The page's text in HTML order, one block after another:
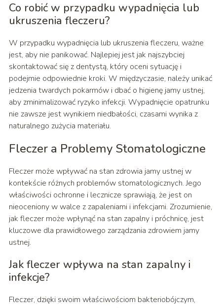
Co robić w przypadku wypadnięcia lub
ukruszenia fleczeru?
W przypadku wypadnięcia lub ukruszenia fleczeru, ważne
jest, aby nie panikować. Najlepiej jest jak najszybciej
skontaktować się z dentystą, który oceni sytuację i
podejmie odpowiednie kroki. W międzyczasie, należy unikać
jedzenia twardych pokarmów i dbać o higienę jamy ustnej,
aby zminimalizować ryzyko infekcji. Wypadnięcie opatrunku
nie zawsze jest wynikiem niedbałości, czasami wynika z
naturalnego zużycia materiału.
Fleczer a Problemy Stomatologiczne
Fleczer może wpływać na stan zdrowia jamy ustnej w
kontekście różnych problemów stomatologicznych. Jego
właściwości ochronne i lecznicze sprawiają, że jest on
nieoceniony w walce z zapaleniami i infekcjami. Zrozumienie,
jak fleczer może wpłynąć na stan zapalny i próchnicę, jest
kluczowe dla prawidłowego zarządzania zdrowiem jamy
ustnej.
Jak fleczer wpływa na stan zapalny i
infekcje?
Fleczer, dzięki swoim właściwościom bakteriobójczym,